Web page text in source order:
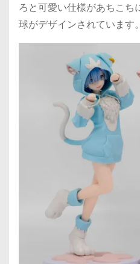
ろと可愛い仕様があちこち
球がデザインされています。